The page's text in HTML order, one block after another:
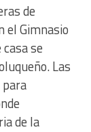
de
el Gimnasio
se
Las
de la